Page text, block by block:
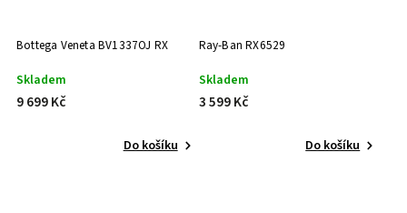
Bottega Veneta BV1337OJ RX
Skladem
9 699 Kč
Do košíku
Ray-Ban RX6529
Skladem
3 599 Kč
Do košíku